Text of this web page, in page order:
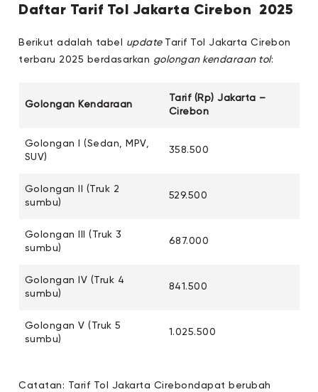
Daftar Tarif Tol Jakarta Cirebon 2025
Berikut adalah tabel update Tarif Tol Jakarta Cirebon
terbaru 2025 berdasarkan golongan kendaraan tol:
Golongan Kendaraan
Tarif (Rp) Jakarta –
Cirebon
Golongan I (Sedan, MPV,
SUV)
358.500
Golongan II (Truk 2
sumbu)
529.500
Golongan III (Truk 3
sumbu)
687.000
Golongan IV (Truk 4
sumbu)
841.500
Golongan V (Truk 5
sumbu)
1.025.500
Catatan: Tarif Tol Jakarta Cirebondapat berubah